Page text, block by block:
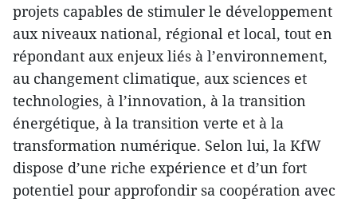
projets capables de stimuler le développement
aux niveaux national, régional et local, tout en
répondant aux enjeux liés à l’environnement,
au changement climatique, aux sciences et
technologies, à l’innovation, à la transition
énergétique, à la transition verte et à la
transformation numérique. Selon lui, la KfW
dispose d’une riche expérience et d’un fort
potentiel pour approfondir sa coopération avec